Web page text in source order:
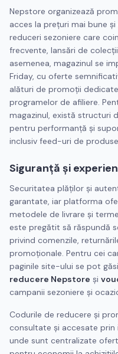
Nepstore organizează
acces la prețuri mai bune
reduceri sezoniere care
frecvente, lansări de
asemenea, magazinul se
Friday, cu oferte
alături de promoții
programelor de afiliere.
magazinul, există structuri
pentru performanță și
inclusiv feed-uri de
Siguranță și
Securitatea plăților și
garantate, iar platforma
metodele de livrare și
este pregătit să răspundă
privind comenzile,
promoționale. Pentru cei
paginile site-ului se pot
reducere Nepstore și
campanii sezoniere și
Codurile de reducere și
consultate și accesate prin
unde sunt centralizate